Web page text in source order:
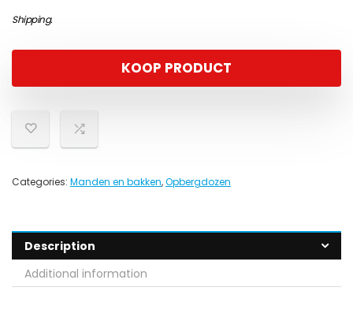
Shipping.
KOOP PRODUCT
Categories: Manden en bakken,Opbergdozen
Description
Additional information